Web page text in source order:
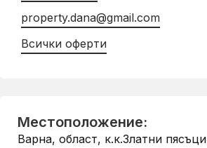
property.dana@gmail.com
Всички оферти
Местоположение:
Варна, област, к.к.Златни пясъци